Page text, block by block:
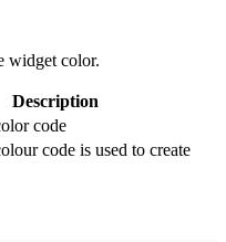
widget color.
Description
code
code is used to create